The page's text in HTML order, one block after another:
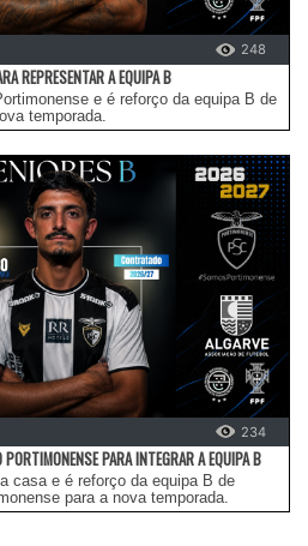
248
REPRESENTAR A EQUIPA B
e é reforço da equipa B de
temporada.
234
PARA INTEGRAR A EQUIPA B
casa e é reforço da equipa B de
para a nova temporada.